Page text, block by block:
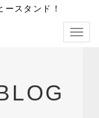
スタンド！